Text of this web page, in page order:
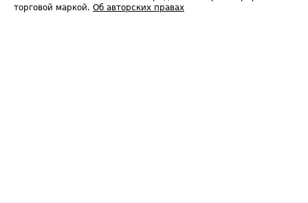
торговой маркой. Об авторских правах